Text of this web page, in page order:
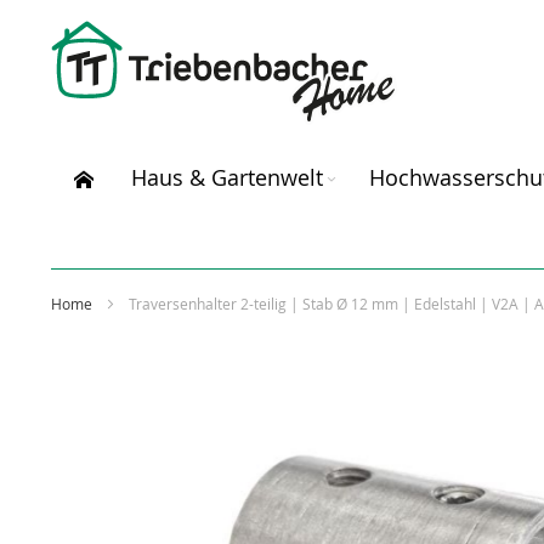
Direkt
zum
Haus & Gartenwelt
Home Traversenhalter 2-teilig | Stab Ø 12 mm | Edelstahl | V2A |